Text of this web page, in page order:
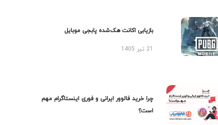
بازیابی اکانت هک‌شده پابجی موبایل
چرا خرید فالوور ایرانی و فوری اینستاگرام مهم
است؟